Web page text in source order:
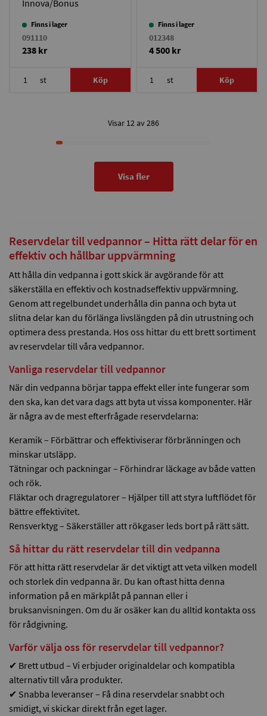
Innova/Bonus
Finns i lager
091110
238 kr
st Köp
Finns i lager
012348
4 500 kr
st Köp
Visar 12 av 286
Visa fler
Reservdelar till vedpannor – Hitta rätt delar för en
effektiv och hållbar uppvärmning
Att hålla din vedpanna i gott skick är avgörande för att
säkerställa en effektiv och kostnadseffektiv uppvärmning.
Genom att regelbundet underhålla din panna och byta ut
slitna delar kan du förlänga livslängden på din utrustning och
optimera dess prestanda. Hos oss hittar du ett brett sortiment
av reservdelar till våra vedpannor.
Vanliga reservdelar till vedpannor
När din vedpanna börjar tappa effekt eller inte fungerar som
den ska, kan det vara dags att byta ut vissa komponenter. Här
är några av de mest efterfrågade reservdelarna:
Keramik – Förbättrar och effektiviserar förbränningen och
minskar utsläpp.
Tätningar och packningar – Förhindrar läckage av både vatten
och rök.
Fläktar och dragregulatorer – Hjälper till att styra luftflödet för
bättre effektivitet.
Rensverktyg – Säkerställer att rökgaser leds bort på rätt sätt.
Så hittar du rätt reservdelar till din vedpanna
För att hitta rätt reservdelar är det viktigt att veta vilken modell
och storlek din vedpanna är. Du kan oftast hitta denna
information på en märkplåt på pannan eller i
bruksanvisningen. Om du är osäker kan du alltid kontakta oss
för rådgivning.
Varför välja oss för reservdelar till vedpannor?
✔ Brett utbud – Vi erbjuder originaldelar och kompatibla
alternativ till våra produkter.
✔ Snabba leveranser – Få dina reservdelar snabbt och
smidigt, vi skickar direkt från eget lager.